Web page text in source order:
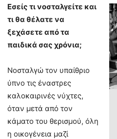
Εσείς τι νοσταλγείτε και
τι θα θέλατε να
ξεχάσετε από τα
παιδικά σας χρόνια;
Νοσταλγώ τον υπαίθριο
ύπνο τις έναστρες
καλοκαιρινές νύχτες,
όταν μετά από τον
κάματο του θερισμού, όλη
η οικογένεια μαζί